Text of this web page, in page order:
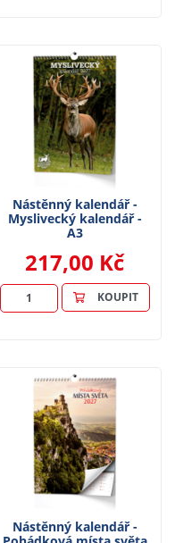
Nástěnný kalendář -
Myslivecký kalendář -
A3
217,00 Kč
KOUPIT
Nástěnný kalendář -